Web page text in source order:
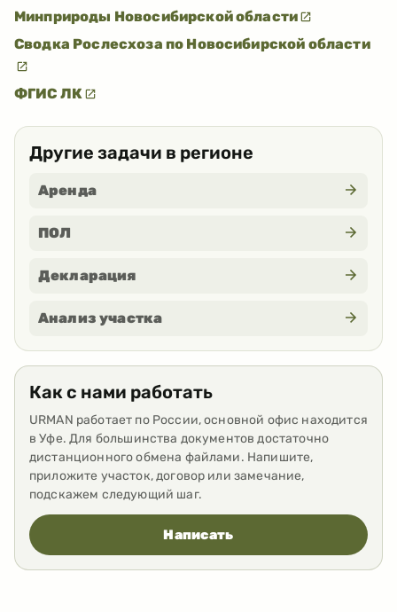
Минприроды Новосибирской области
Сводка Рослесхоза по Новосибирской области
ФГИС ЛК
Другие задачи в регионе
Аренда
ПОЛ
Декларация
Анализ участка
Как с нами работать
URMAN работает по России, основной офис находится
в Уфе. Для большинства документов достаточно
дистанционного обмена файлами. Напишите,
приложите участок, договор или замечание,
подскажем следующий шаг.
Написать